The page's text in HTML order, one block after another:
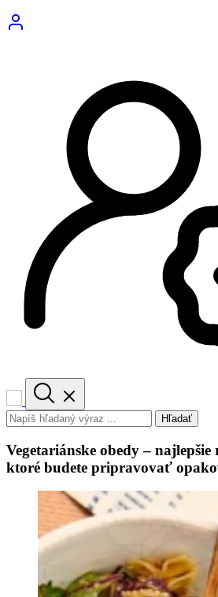
Hľadať
Vegetariánske obedy – najlepšie
ktoré budete pripravovať